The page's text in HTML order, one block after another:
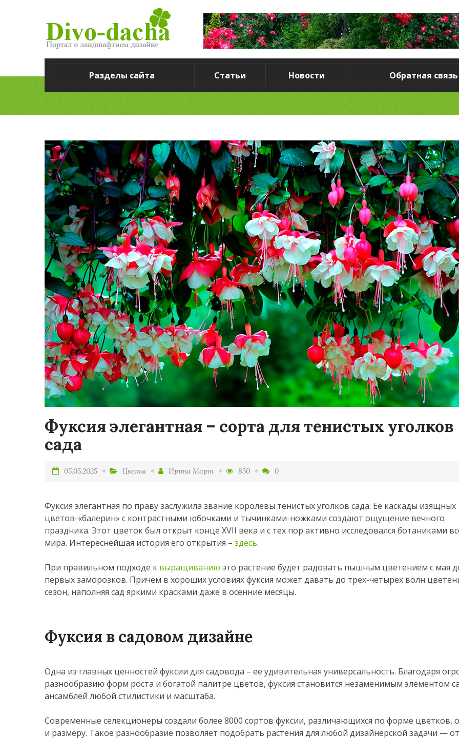
Разделы сайта Статьи Новости Обратная связь
Фуксия элегантная – сорта для тенистых уголков
сада
05.05.2025 Цветы Ирина Март 850 0
Фуксия элегантная по праву заслужила звание королевы тенистых уголков сада. Её каскады изящных
цветов-«балерин» с контрастными юбочками и тычинками-ножками создают ощущение вечного
праздника. Этот цветок был открыт конце XVII века и с тех пор активно исследовался ботаниками
мира. Интереснейшая история его открытия – здесь.
При правильном подходе к выращиванию это растение будет радовать пышным цветением с мая
первых заморозков. Причем в хороших условиях фуксия может давать до трех-четырех волн
сезон, наполняя сад яркими красками даже в осенние месяцы.
Фуксия в садовом дизайне
Одна из главных ценностей фуксии для садовода – ее удивительная универсальность. Благодаря
разнообразию форм роста и богатой палитре цветов, фуксия становится незаменимым элементом
ансамблей любой стилистики и масштаба.
Современные селекционеры создали более 8000 сортов фуксии, различающихся по форме цветков,
и размеру. Такое разнообразие позволяет подобрать растения для любой дизайнерской задачи — от